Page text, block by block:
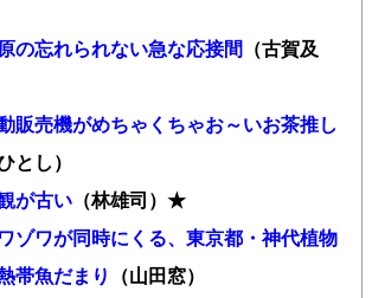
の忘れられない急な応接間
（古賀及
販売機がめちゃくちゃお～いお茶推し
とし）
が古い （林雄司）★
ゾワが同時にくる、東京都・神代植物
帯魚だまり
（山田窓）